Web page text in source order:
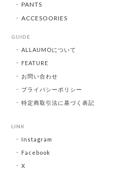
PANTS
ACCESOORIES
GUIDE
ALLAUMOについて
FEATURE
お問い合わせ
プライバシーポリシー
特定商取引法に基づく表記
LINK
Instagram
Facebook
X